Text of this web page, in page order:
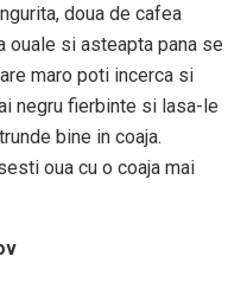
doua de cafea
ouale si asteapta pana se
maro poti incerca si
negru fierbinte si lasa-le
bine in coaja.
oua cu o coaja mai